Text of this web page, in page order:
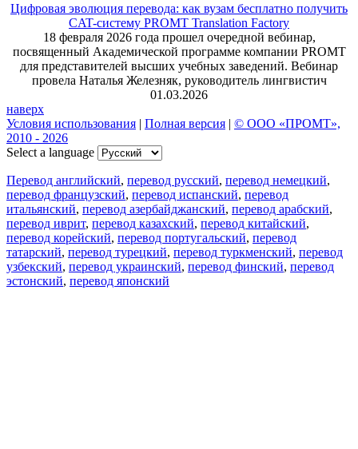
Цифровая эволюция перевода: как вузам бесплатно получить
CAT-систему PROMT Translation Factory
18 февраля 2026 года прошел очередной вебинар,
посвященный Академической программе компании PROMT
для представителей высших учебных заведений. Вебинар
провела Наталья Железняк, руководитель лингвистич
01.03.2026
наверх
Условия использования | Полная версия | © ООО «ПРОМТ»,
2010 - 2026
Select a language
Перевод английский, перевод русский, перевод немецкий,
перевод французский, перевод испанский, перевод
итальянский, перевод азербайджанский, перевод арабский,
перевод иврит, перевод казахский, перевод китайский,
перевод корейский, перевод португальский, перевод
татарский, перевод турецкий, перевод туркменский, перевод
узбекский, перевод украинский, перевод финский, перевод
эстонский, перевод японский